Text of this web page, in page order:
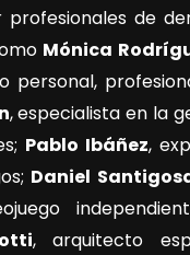
profesionales de
Mónica
personal,
, especialista en la
Pablo Ibáñez,
Daniel
, arquitecto